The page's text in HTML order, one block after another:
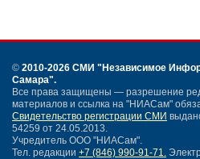
© 2010-2026 СМИ "Независимое
Самара".
Все права защищены — разрешение
материалов и ссылка на "НИАСам"
Свидетельство регистрации СМИ
54259 от 24.05.2013.
Учредитель ООО "НИАСам".
Тел. редакции +7 (846) 990-91-71.